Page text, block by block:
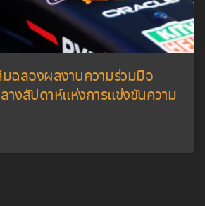
ฉลองผลงานความร่วมมือ
างสัปดาห์แห่งการแข่งขันความ